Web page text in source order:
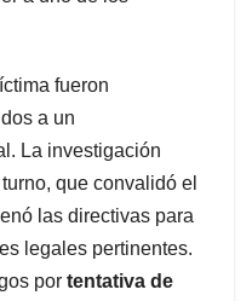
fueron
a un
La investigación
que convalidó el
las directivas para
legales pertinentes.
por tentativa de